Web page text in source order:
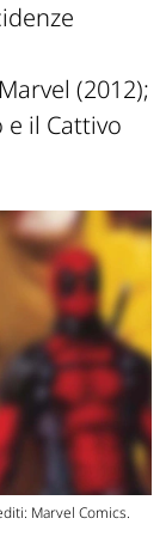
(2012);
il Cattivo
Marvel Comics.